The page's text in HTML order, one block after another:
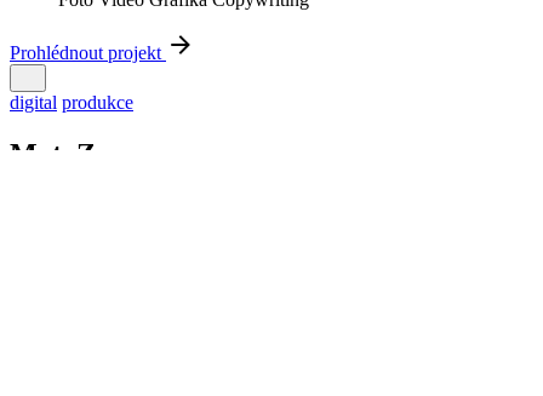
Prohlédnout projekt
digital produkce
MotoZem